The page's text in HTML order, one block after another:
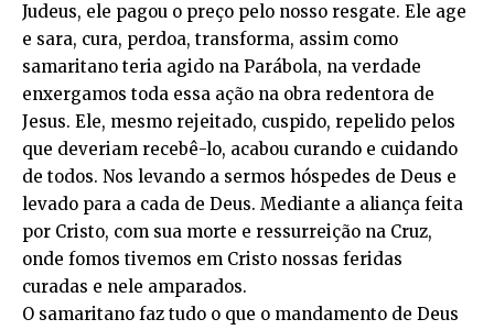
Judeus, ele pagou o preço pelo nosso resgate. Ele age
e sara, cura, perdoa, transforma, assim como
samaritano teria agido na Parábola, na verdade
enxergamos toda essa ação na obra redentora de
Jesus. Ele, mesmo rejeitado, cuspido, repelido pelos
que deveriam recebê-lo, acabou curando e cuidando
de todos. Nos levando a sermos hóspedes de Deus e
levado para a cada de Deus. Mediante a aliança feita
por Cristo, com sua morte e ressurreição na Cruz,
onde fomos tivemos em Cristo nossas feridas
curadas e nele amparados.
O samaritano faz tudo o que o mandamento de Deus